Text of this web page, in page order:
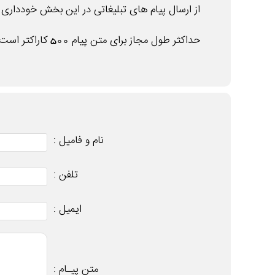
از ارسال پیام های تبلیغاتی در این بخش خودداری
حداکثر طول مجاز برای متن پیام 500 کاراکتر است .
نام و فامیل :
تلفن :
ایمیل :
متن پیـام :